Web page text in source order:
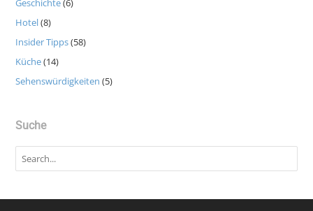
Geschichte(6)
Hotel(8)
Insider Tipps(58)
Küche(14)
Sehenswürdigkeiten (5)
Suche